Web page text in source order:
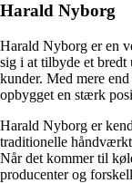
Harald Nyborg
Harald Nyborg er en
sig i at tilbyde et
kunder. Med mere
opbygget en stærk
Harald Nyborg er
traditionelle
Når det kommer til
producenter og